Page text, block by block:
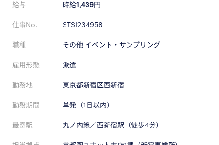
給与 時給1,439円
仕事No. STSI234958
職種 その他 イベント・サンプリング
雇用形態 派遣
勤務地 東京都新宿区西新宿
勤務期間 単発（1日以内）
最寄駅 丸ノ内線／西新宿駅（徒歩4分）